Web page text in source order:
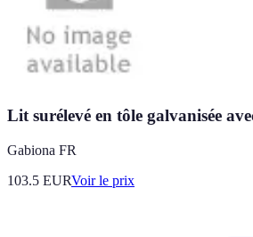
Lit surélevé en tôle galvanisée
Gabiona FR
103.5 EURVoir le prix